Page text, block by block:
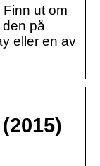
ut om
på
eller en av